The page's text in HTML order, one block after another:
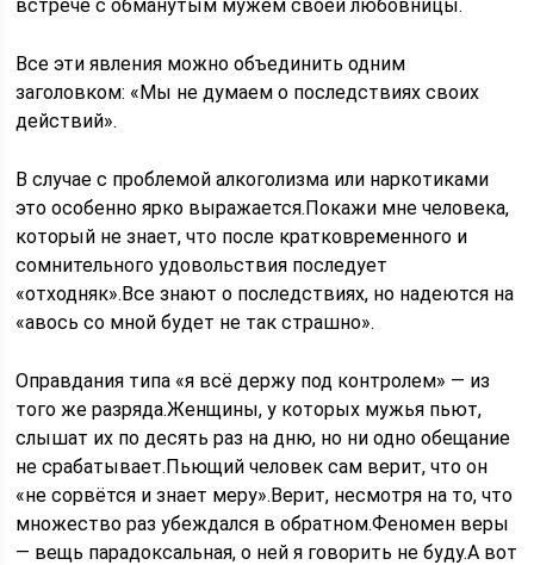
встрече с обманутым мужем своей любовницы.
Все эти явления можно объединить одним
заголовком: «Мы не думаем о последствиях своих
действий».
В случае с проблемой алкоголизма или наркотиками
это особенно ярко выражается.Покажи мне человека,
который не знает, что после кратковременного и
сомнительного удовольствия последует
«отходняк».Все знают о последствиях, но надеются на
«авось со мной будет не так страшно».
Оправдания типа «я всё держу под контролем» — из
того же разряда.Женщины, у которых мужья пьют,
слышат их по десять раз на дню, но ни одно обещание
не срабатывает.Пьющий человек сам верит, что он
«не сорвётся и знает меру».Верит, несмотря на то, что
множество раз убеждался в обратном.Феномен веры
— вещь парадоксальная, о ней я говорить не буду.А вот